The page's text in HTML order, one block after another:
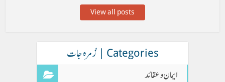
View all posts
Categories | زُمرہ جات
ایمان وعقائد